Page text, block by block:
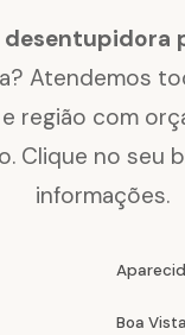
desentupidora
Atendemos
região com
Clique no seu
informações.
Boa Vista